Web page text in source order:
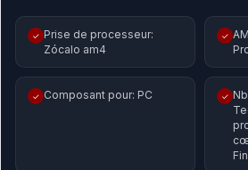
✓ Prise de processeur:
Zócalo am4
✓
✓ Composant pour: PC ✓